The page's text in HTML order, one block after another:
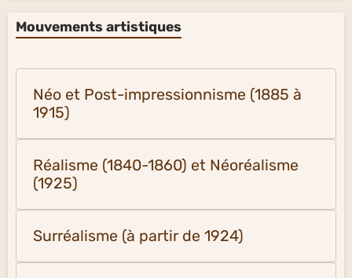
Mouvements artistiques
Néo et Post-impressionnisme (1885 à
1915)
Réalisme (1840-1860) et Néoréalisme
(1925)
Surréalisme (à partir de 1924)